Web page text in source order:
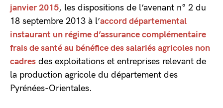
janvier 2015, les dispositions de l’avenant n° 2 du
18 septembre 2013 à l’accord départemental
instaurant un régime d’assurance complémentaire
frais de santé au bénéfice des salariés agricoles non
cadres des exploitations et entreprises relevant de
la production agricole du département des
Pyrénées-Orientales.